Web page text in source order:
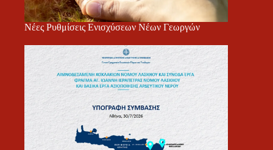
Νέες Ρυθμίσεις Ενισχύσεων Νέων Γεωργών